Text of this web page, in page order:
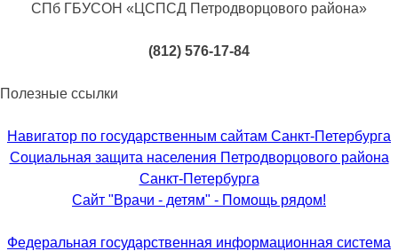
СПб ГБУСОН «ЦСПСД Петродворцового района»
(812) 576-17-84
Полезные ссылки
Навигатор по государственным сайтам Санкт-Петербурга
Социальная защита населения Петродворцового района
Санкт-Петербурга
Сайт "Врачи - детям" - Помощь рядом!
Федеральная государственная информационная система